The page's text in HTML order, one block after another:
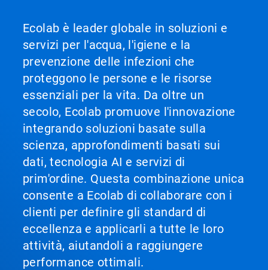
Ecolab è leader globale in soluzioni e
servizi per l'acqua, l'igiene e la
prevenzione delle infezioni che
proteggono le persone e le risorse
essenziali per la vita. Da oltre un
secolo, Ecolab promuove l'innovazione
integrando soluzioni basate sulla
scienza, approfondimenti basati sui
dati, tecnologia AI e servizi di
prim'ordine. Questa combinazione unica
consente a Ecolab di collaborare con i
clienti per definire gli standard di
eccellenza e applicarli a tutte le loro
attività, aiutandoli a raggiungere
performance ottimali.